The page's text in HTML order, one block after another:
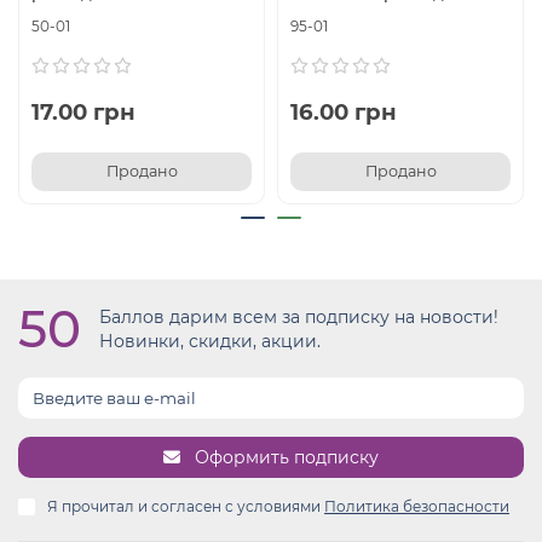
50-01
17.00 грн
Продано
95-01
16.00 грн
Продано
50
Баллов дарим всем за подписку на новости!
Новинки, скидки, акции.
Оформить подписку
Я прочитал и согласен с условиями Политика безопасности